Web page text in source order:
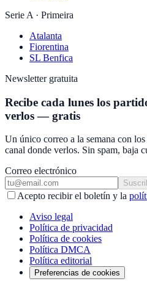
Serie A · Primeira
Atalanta
Fiorentina
SL Benfica
Newsletter gratuita
Recibe cada lunes los
verlos — gratis
Un único correo a la semana con
canal donde verlos. Sin spam, baja
Correo electrónico
Acepto recibir el boletín y la
Aviso legal
Política de privacidad
Política de cookies
Política DMCA
Política editorial
Preferencias de cookies